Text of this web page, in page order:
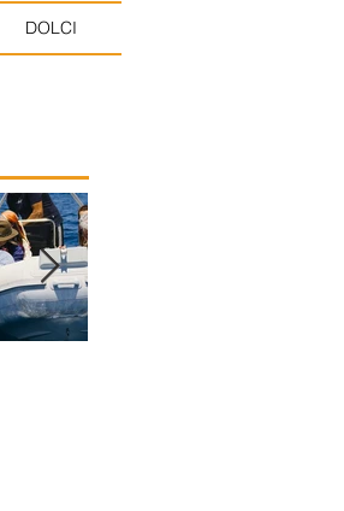
DOLCI